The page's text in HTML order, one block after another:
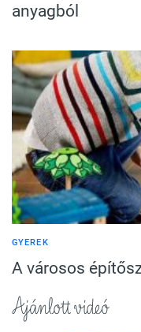
anyagból
GYEREK
A városos
Ajánlott videó